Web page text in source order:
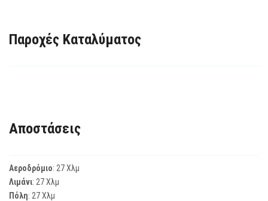
Παροχές Καταλύματος
Αποστάσεις
Αεροδρόμιο: 27 Χλμ
Λιμάνι: 27 Χλμ
Πόλη: 27 Χλμ